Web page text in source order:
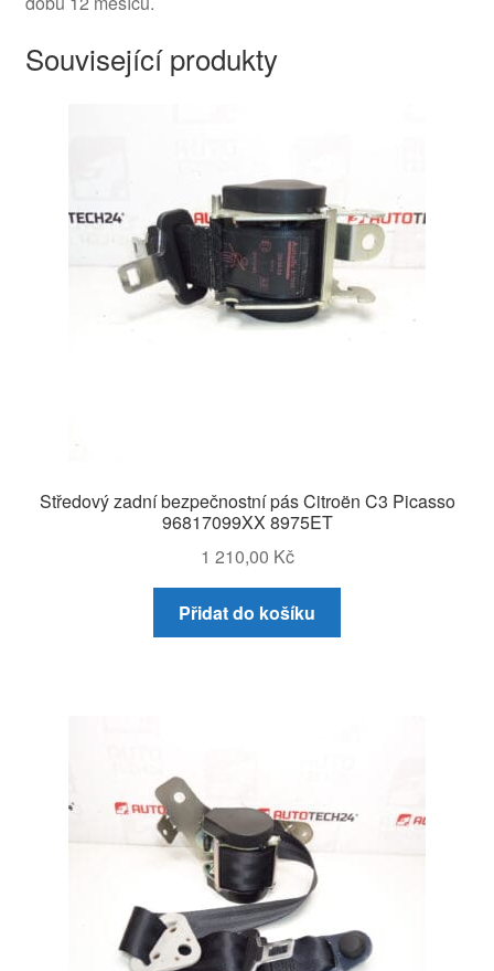
Související produkty
Středový zadní bezpečnostní pás Citroën C3 Picasso
96817099XX 8975ET
1 210,00 Kč
Přidat do košíku